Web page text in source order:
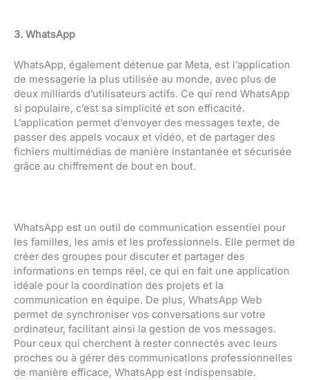
3. WhatsApp
WhatsApp, également détenue par Meta, est l’application
de messagerie la plus utilisée au monde, avec plus de
deux milliards d’utilisateurs actifs. Ce qui rend WhatsApp
si populaire, c’est sa simplicité et son efficacité.
L’application permet d’envoyer des messages texte, de
passer des appels vocaux et vidéo, et de partager des
fichiers multimédias de manière instantanée et sécurisée
grâce au chiffrement de bout en bout.
WhatsApp est un outil de communication essentiel pour
les familles, les amis et les professionnels. Elle permet de
créer des groupes pour discuter et partager des
informations en temps réel, ce qui en fait une application
idéale pour la coordination des projets et la
communication en équipe. De plus, WhatsApp Web
permet de synchroniser vos conversations sur votre
ordinateur, facilitant ainsi la gestion de vos messages.
Pour ceux qui cherchent à rester connectés avec leurs
proches ou à gérer des communications professionnelles
de manière efficace, WhatsApp est indispensable.